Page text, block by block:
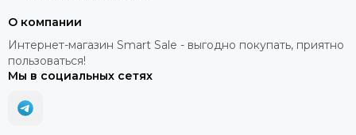
О компании
Интернет-магазин Smart Sale - выгодно покупать, приятно
пользоваться!
Мы в социальных сетях